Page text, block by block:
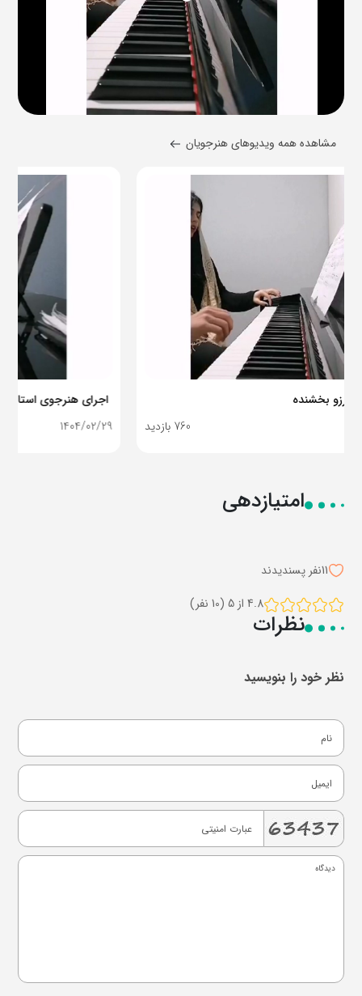
مشاهده همه ویدیوهای هنرجویان
اجرای هنرجوی استاد آرزو بخشنده
760 بازدید
امتیازدهی
11نفر پسندیدند
4.8 از 5 (10 نفر)
نظرات
نظر خود را بنویسید